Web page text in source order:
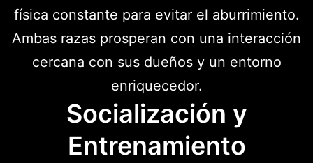
física constante para evitar el aburrimiento.
Ambas razas prosperan con una interacción
cercana con sus dueños y un entorno
enriquecedor.
Socialización y
Entrenamiento